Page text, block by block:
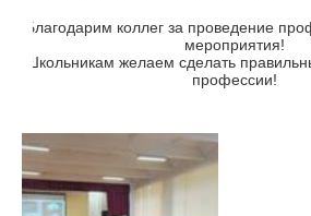
Благодарим коллег за проведение
мероприятия!
Школьникам желаем сделать
профессии!